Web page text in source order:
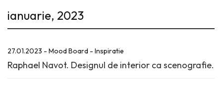
ianuarie, 2023
27.01.2023 - Mood Board - Inspiratie
Raphael Navot. Designul de interior ca scenografie.